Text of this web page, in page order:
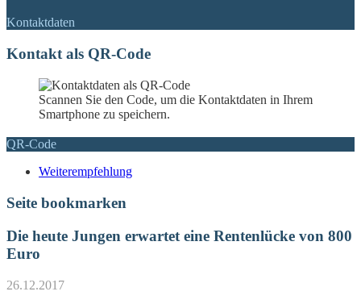
Kontaktdaten
Kontakt als QR-Code
Scannen Sie den Code, um die Kontaktdaten in Ihrem
Smartphone zu speichern.
QR-Code
Weiterempfehlung
Seite bookmarken
Die heute Jungen erwartet eine Rentenlücke von 800
Euro
26.12.2017